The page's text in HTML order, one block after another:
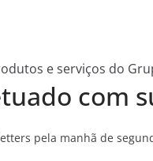
e serviços do
com
pela manhã de